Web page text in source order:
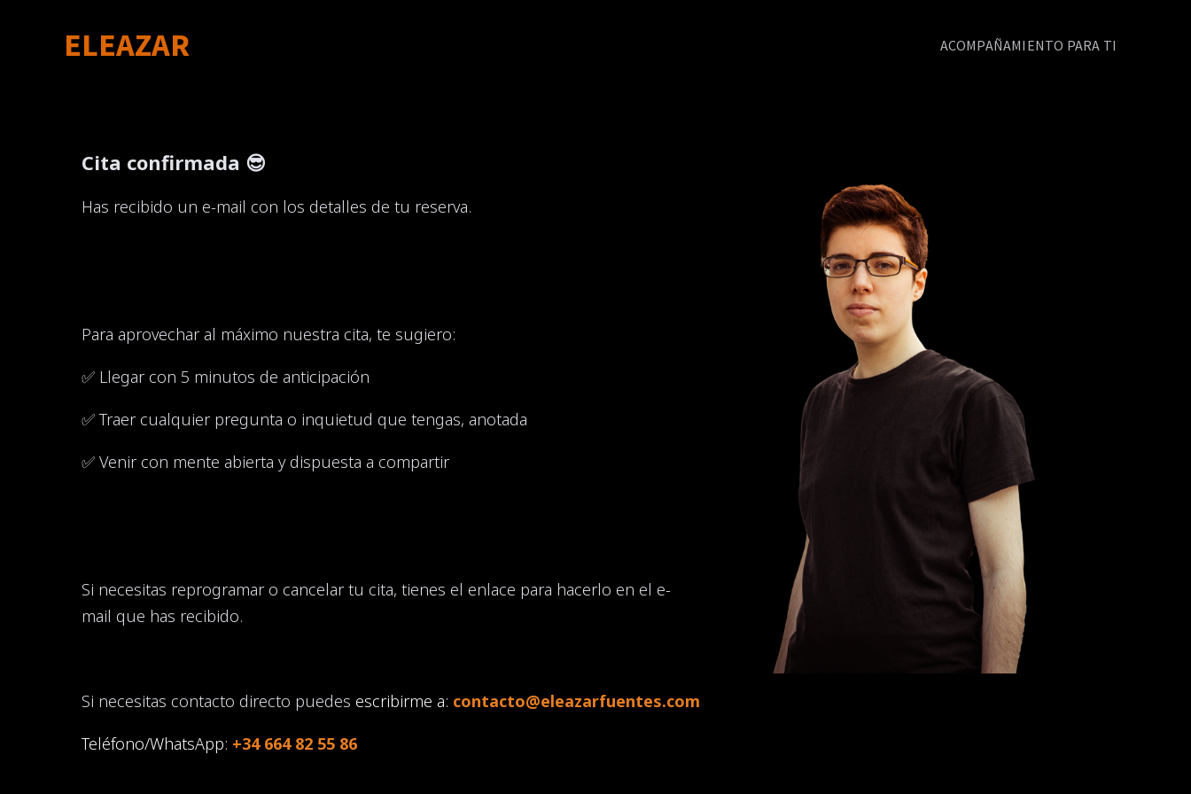
ELEAZAR ACOMPAÑAMIENTO PARA TI
Cita confirmada 😎
Has recibido un e-mail con los detalles de tu reserva.
Para aprovechar al máximo nuestra cita, te sugiero:
✅ Llegar con 5 minutos de anticipación
✅ Traer cualquier pregunta o inquietud que tengas, anotada
✅ Venir con mente abierta y dispuesta a compartir
Si necesitas reprogramar o cancelar tu cita, tienes el enlace para hacerlo en el e-
mail que has recibido.
Si necesitas contacto directo puedes escribirme a: contacto@eleazarfuentes.com
Teléfono/WhatsApp: +34 664 82 55 86